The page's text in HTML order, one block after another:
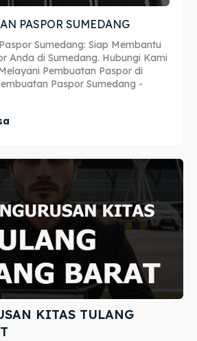
PASPOR SUMEDANG
Sumedang: Siap Membantu
Anda di Sumedang. Hubungi Kami
Pembuatan Paspor di
Paspor Sumedang -
KITAS TULANG